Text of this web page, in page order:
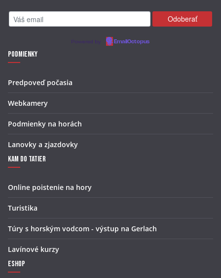
Powered by EmailOctopus
Podmienky
Predpoveď počasia
Webkamery
Podmienky na horách
Lanovky a zjazdovky
Kam do Tatier
Online poistenie na hory
Turistika
Túry s horským vodcom - výstup na Gerlach
Lavínové kurzy
Eshop